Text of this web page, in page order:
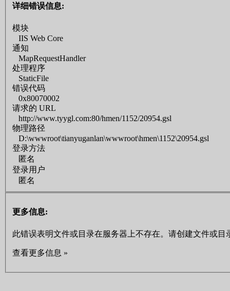
详细错误信息:
模块
IIS Web Core
通知
MapRequestHandler
处理程序
StaticFile
错误代码
0x80070002
请求的 URL
http://www.tyygl.com:80/hmen/1152/20954.gsl
物理路径
D:\wwwroot\tianyuganlan\wwwroot\hmen\1152\20954.gsl
登录方法
匿名
登录用户
匿名
更多信息:
此错误表明文件或目录在服务器上不存在。请创建文件或目
查看更多信息 »